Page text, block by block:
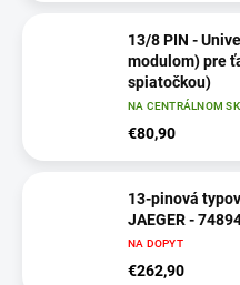
13/8 PIN -
modulom) pre
spiatočkou)
NA CENTRÁLNOM
€80,90
13-pinová
JAEGER -
NA DOPYT
€262,90